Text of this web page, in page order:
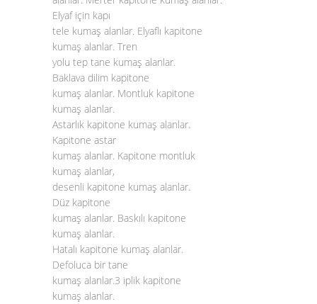
Elyaf için kapı
tele kumaş alanlar. Elyaflı kapitone
kumaş alanlar. Tren
yolu tep tane kumaş alanlar.
Baklava dilim kapitone
kumaş alanlar. Montluk kapitone
kumaş alanlar.
Astarlık kapitone kumaş alanlar.
Kapitone astar
kumaş alanlar. Kapitone montluk
kumaş alanlar,
desenli kapitone kumaş alanlar.
Düz kapitone
kumaş alanlar. Baskılı kapitone
kumaş alanlar.
Hatalı kapitone kumaş alanlar.
Defoluca bir tane
kumaş alanlar.3 iplik kapitone
kumaş alanlar.